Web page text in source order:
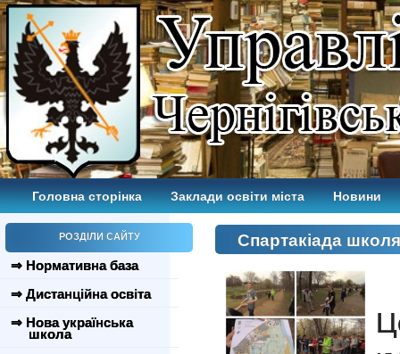
Головна сторінка Заклади освіти міста Новини
РОЗДІЛИ САЙТУ
⇒ Нормативна база
⇒ Дистанційна освіта
⇒ Нова українська
школа
Спартакіада